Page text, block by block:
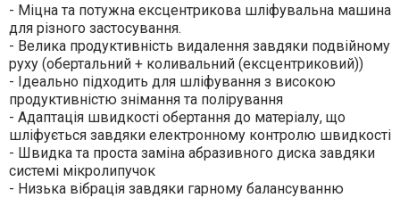
- Міцна та потужна ексцентрикова шліфувальна машина
для різного застосування.
- Велика продуктивність видалення завдяки подвійному
руху (обертальний + коливальний (ексцентриковий))
- Ідеально підходить для шліфування з високою
продуктивністю знімання та полірування
- Адаптація швидкості обертання до матеріалу, що
шліфується завдяки електронному контролю швидкості
- Швидка та проста заміна абразивного диска завдяки
системі мікролипучок
- Низька вібрація завдяки гарному балансуванню